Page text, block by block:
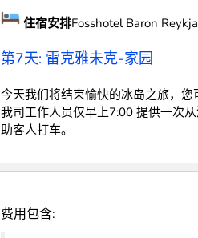
住宿安排Fosshotel Baron
第7天: 雷克雅未克-家园
今天我们将结束愉快的冰岛之旅，
我司工作人员仅早上7:00 提供一次
助客人打车。
费用包含: